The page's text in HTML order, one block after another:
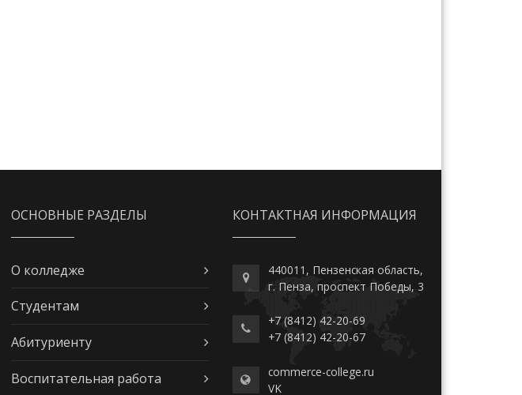
ОСНОВНЫЕ РАЗДЕЛЫ
О колледже
Студентам
Абитуриенту
Воспитательная работа
КОНТАКТНАЯ ИНФОРМАЦИЯ
440011, Пензенская область,
г. Пенза, проспект Победы, 3
+7 (8412) 42-20-69
+7 (8412) 42-20-67
commerce-college.ru
VK